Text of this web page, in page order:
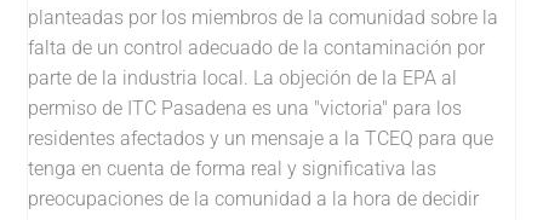
planteadas por los miembros de la comunidad sobre la
falta de un control adecuado de la contaminación por
parte de la industria local. La objeción de la EPA al
permiso de ITC Pasadena es una "victoria" para los
residentes afectados y un mensaje a la TCEQ para que
tenga en cuenta de forma real y significativa las
preocupaciones de la comunidad a la hora de decidir